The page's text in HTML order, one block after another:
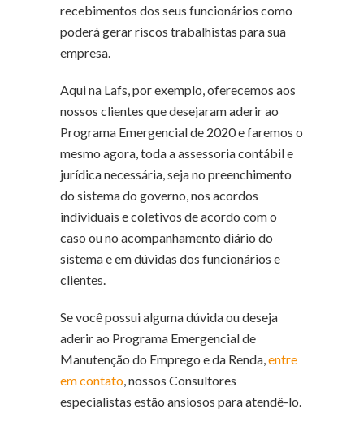
recebimentos dos seus funcionários como
poderá gerar riscos trabalhistas para sua
empresa.
Aqui na Lafs, por exemplo, oferecemos aos
nossos clientes que desejaram aderir ao
Programa Emergencial de 2020 e faremos o
mesmo agora, toda a assessoria contábil e
jurídica necessária, seja no preenchimento
do sistema do governo, nos acordos
individuais e coletivos de acordo com o
caso ou no acompanhamento diário do
sistema e em dúvidas dos funcionários e
clientes.
Se você possui alguma dúvida ou deseja
aderir ao Programa Emergencial de
Manutenção do Emprego e da Renda, entre
em contato , nossos Consultores
especialistas estão ansiosos para atendê-lo.